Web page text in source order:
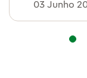
03 Junho